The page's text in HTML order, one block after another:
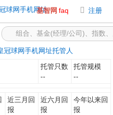
址
球网手机网址基智网 faq 注册
冠球网手机网址托管人
托管只数
--
托管规模
--
近三月回
报
近六月回
报
今年以来回
报